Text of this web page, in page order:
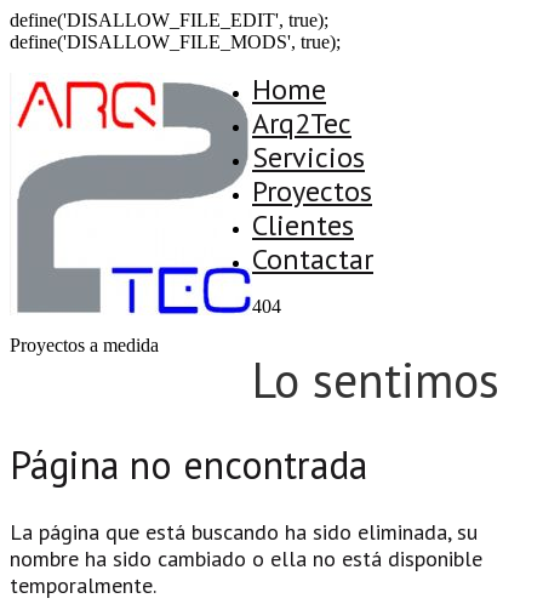
define('DISALLOW_FILE_EDIT', true);
define('DISALLOW_FILE_MODS', true);
Proyectos a medida
Home
Arq2Tec
Servicios
Proyectos
Clientes
Contactar
404
Lo sentimos
Página no encontrada
La página que está buscando ha sido eliminada, su
nombre ha sido cambiado o ella no está disponible
temporalmente.